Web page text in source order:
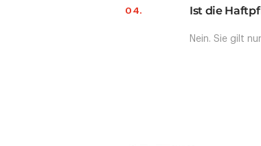
04. Ist die
Nein. Sie gilt